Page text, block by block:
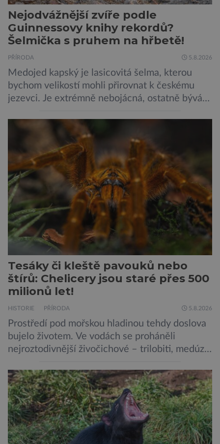
Nejodvážnější zvíře podle
Guinnessovy knihy rekordů?
Šelmička s pruhem na hřbetě!
PŘÍRODA 5.8.2026
Medojed kapský je lasicovitá šelma, kterou
bychom velikostí mohli přirovnat k českému
jezevci. Je extrémně nebojácná, ostatně bývá
této souvislosti je dokonce zapsána do
Guinnessovy knihy rekordů. Navzdory svému
názvu nežije pouze v jižní Africe, ale domovem
je mu valná část černého kontinentu a
vyskytuje se rovněž v oblastech […]
Tesáky či kleště pavouků nebo
štírů: Chelicery jsou staré přes 500
milionů let!
HISTORIE PŘÍRODA 5.8.2026
Prostředí pod mořskou hladinou tehdy doslova
bujelo životem. Ve vodách se proháněli
nejroztodivnější živočichové – trilobiti, medúzy
prazvláštní stonožce podobný tvor, který měl
zárodky zbraní typických pro dnešní pavouky.
Pavouci, štíři či klíšťata jsou členovci patřící do
skupiny klepítkatců. Vyznačují se takzvanými
chelicerami, které u nich představují právě […]